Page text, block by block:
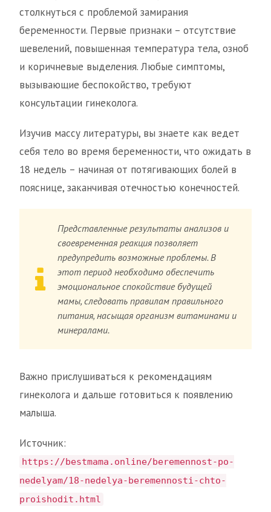
столкнуться с проблемой замирания
беременности. Первые признаки – отсутствие
шевелений, повышенная температура тела, озноб
и коричневые выделения. Любые симптомы,
вызывающие беспокойство, требуют
консультации гинеколога.
Изучив массу литературы, вы знаете как ведет
себя тело во время беременности, что ожидать в
18 недель – начиная от потягивающих болей в
пояснице, заканчивая отечностью конечностей.
Представленные результаты анализов и
своевременная реакция позволяет
предупредить возможные проблемы. В
этот период необходимо обеспечить
эмоциональное спокойствие будущей
мамы, следовать правилам правильного
питания, насыщая организм витаминами и
минералами.
Важно прислушиваться к рекомендациям
гинеколога и дальше готовиться к появлению
малыша.
Источник:
https://bestmama.online/beremennost-po-
nedelyam/18-nedelya-beremennosti-chto-
proishodit.html